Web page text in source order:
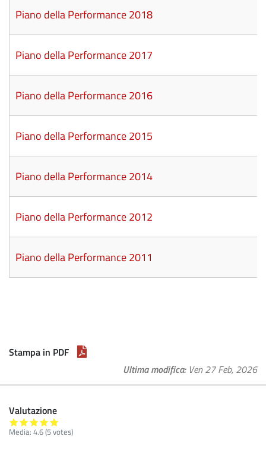
Piano della Performance 2018
Piano della Performance 2017
Piano della Performance 2016
Piano della Performance 2015
Piano della Performance 2014
Piano della Performance 2012
Piano della Performance 2011
Stampa in PDF
Ultima modifica Ven 27 Feb, 2026
Valutazione
Media: 4.6(5votes)